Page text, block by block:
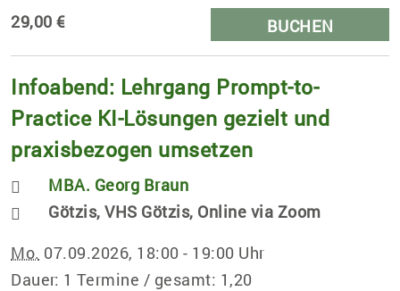
29,00 € BUCHEN
Infoabend: Lehrgang Prompt-to-
Practice KI-Lösungen gezielt und
praxisbezogen umsetzen
MBA. Georg Braun
Götzis, VHS Götzis, Online via Zoom
Mo. 07.09.2026, 18:00 - 19:00 Uhr
Dauer: 1 Termine / gesamt: 1,20